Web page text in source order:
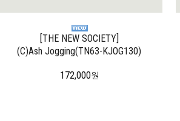
[THE NEW SOCIETY]
(C)Ash Jogging(TN63-KJOG130)
172,000원